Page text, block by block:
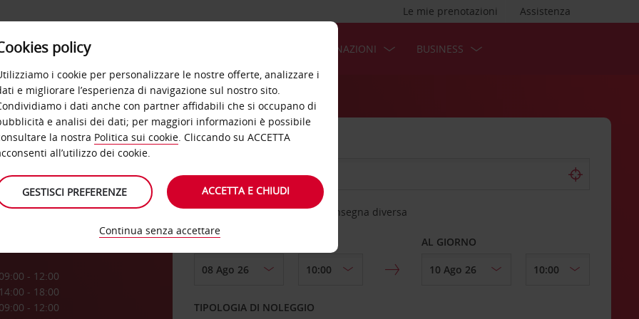
Assistenza
Le mie prenotazioni
OFFERTE DESTINAZIONI BUSINESS
09:00 - 12:00
14:00 - 18:00
09:00 - 12:00
Scegli una località di riconsegna diversa
DAL GIORNO AL GIORNO
TIPOLOGIA DI NOLEGGIO
policy
i cookie per personalizzare le nostre offerte, analizzare i
e migliorare l’esperienza di navigazione sul nostro sito.
i dati anche con partner affidabili che si occupano di
e analisi dei dati; per maggiori informazioni è possibile
la nostra Politica sui cookie. Cliccando su ACCETTA
all’utilizzo dei cookie.
GESTISCI PREFERENZE ACCETTA E CHIUDI
Continua senza accettare